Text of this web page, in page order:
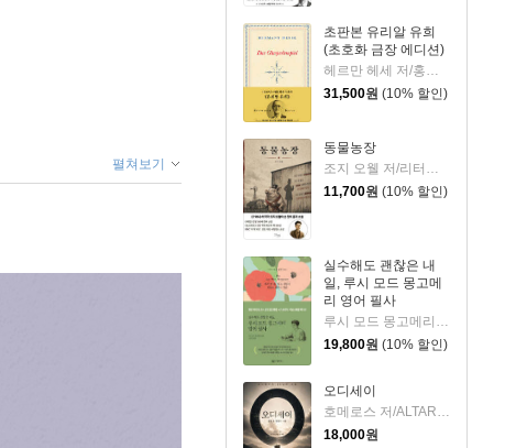
초판본 유리알 유희
(초호화 금장 에디션)
31,500원 (10% 할인)
동물농장
11,700원 (10% 할인)
실수해도 괜찮은 내
일, 루시 모드 몽고메
리 영어 필사
19,800원 (10% 할인)
오디세이
호메로스 저/ALTARI LAB 편
18,000원
펼쳐보기